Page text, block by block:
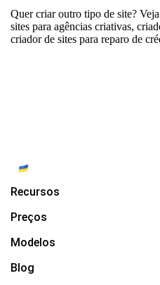
Quer criar outro tipo de site? Veja
sites para agências criativas,
criador de sites para reparo de
Recursos
Preços
Modelos
Blog